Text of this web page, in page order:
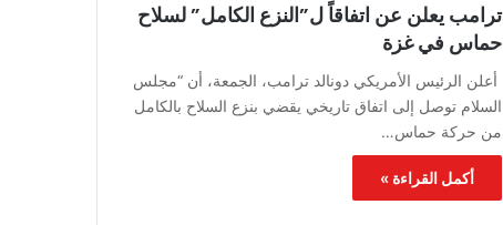
ترامب يعلن عن اتفاقاً ل”النزع الكامل” لسلاح
حماس في غزة
أعلن الرئيس الأمريكي دونالد ترامب، الجمعة، أن “مجلس
السلام توصل إلى اتفاق تاريخي يقضي بنزع السلاح بالكامل
من حركة حماس…
أكمل القراءة »